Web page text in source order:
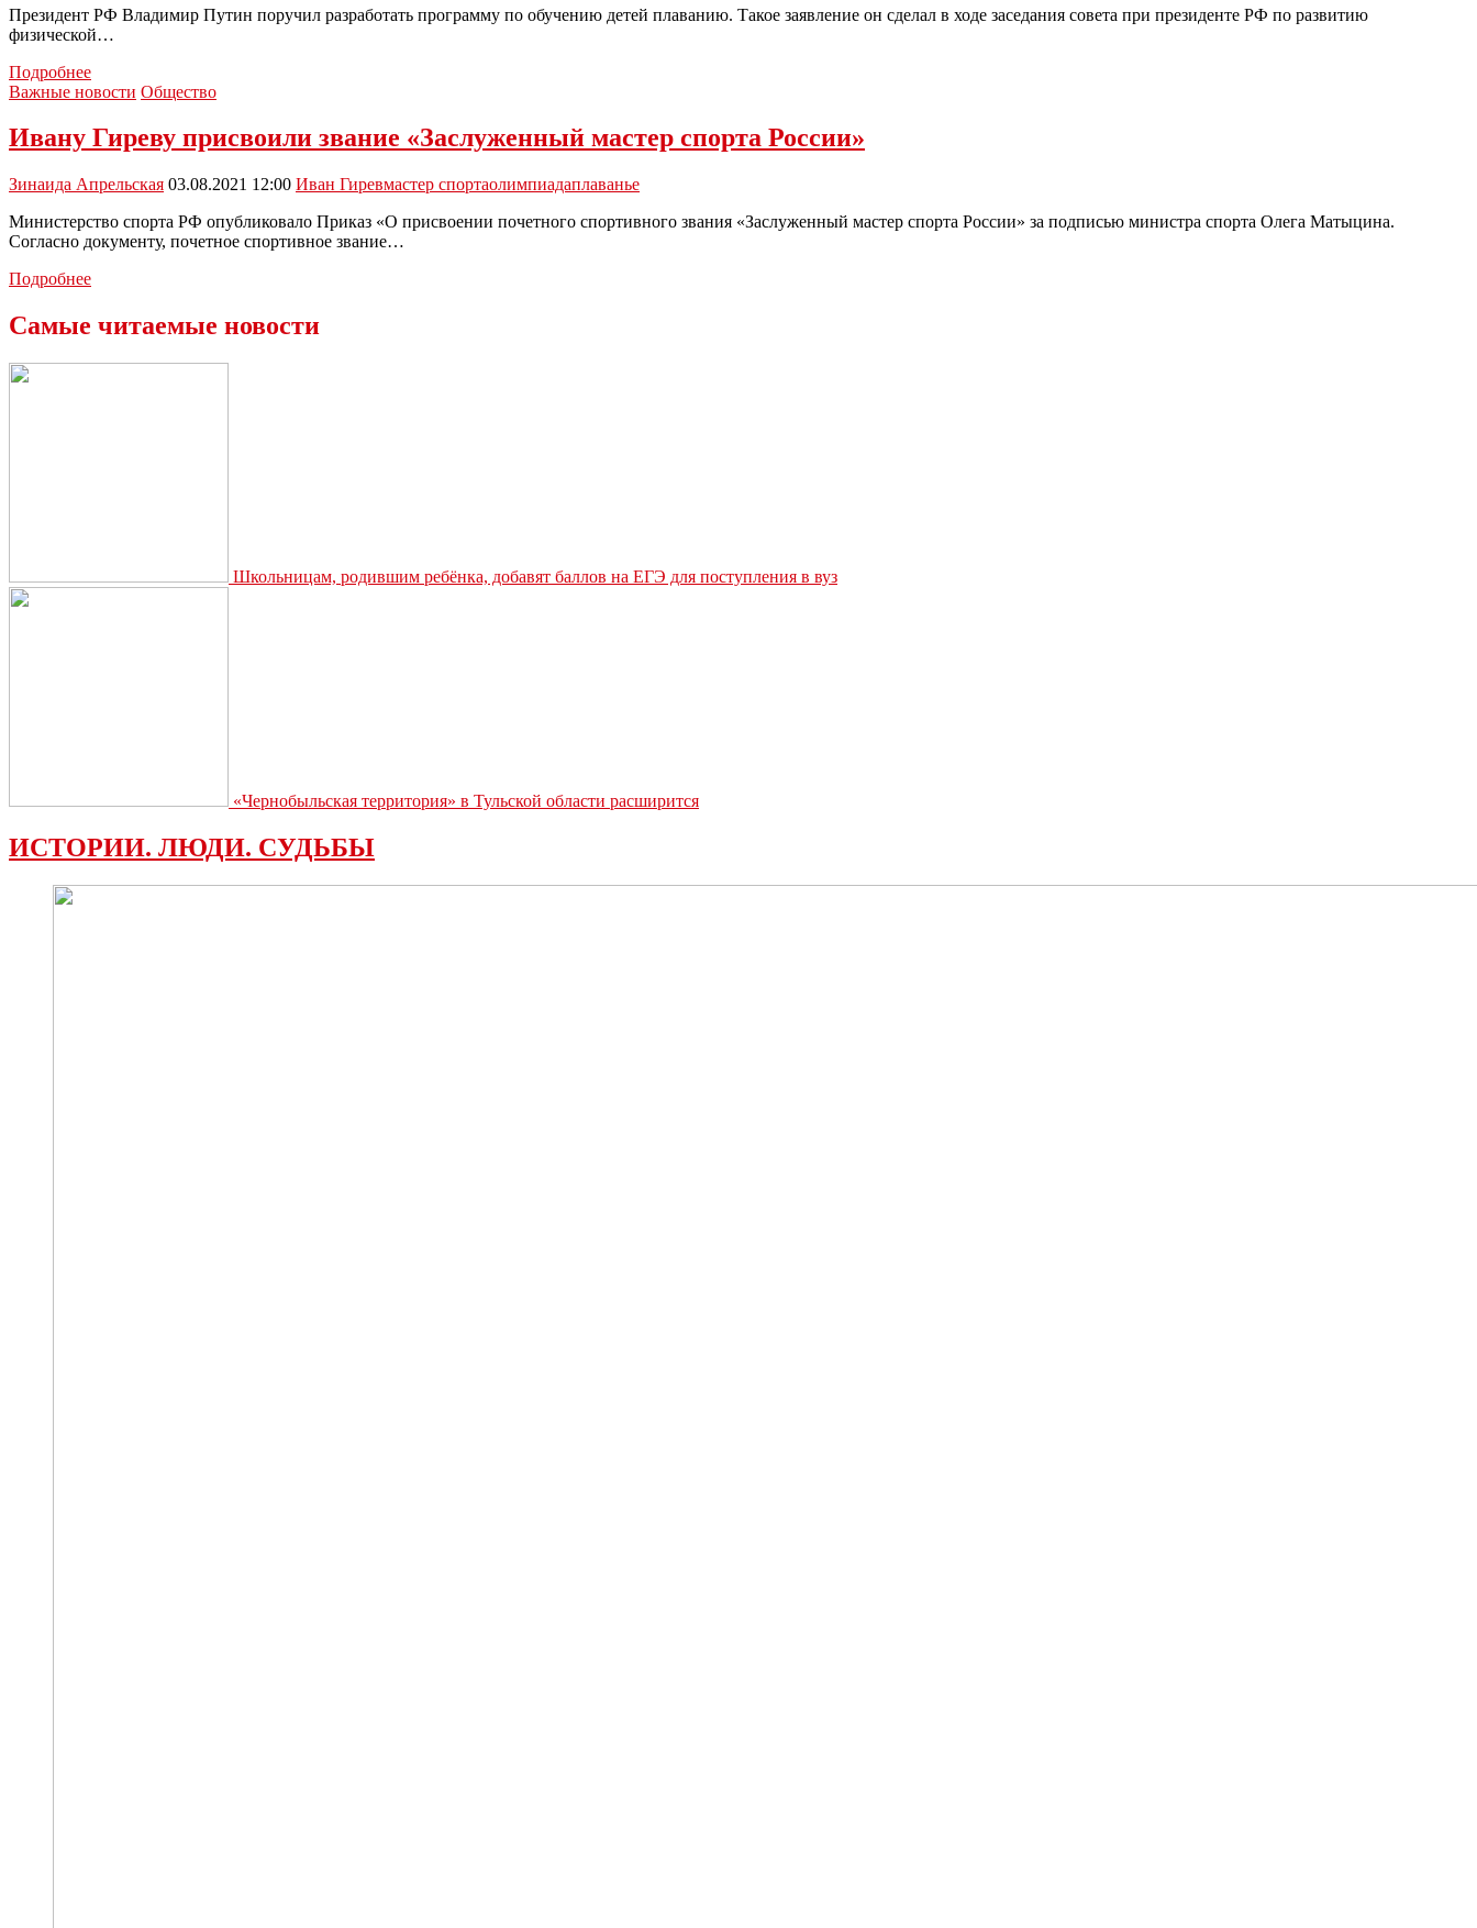
Президент РФ Владимир Путин поручил разработать программу по обучению детей плаванию. Такое заявление он сделал в ходе заседания совета при президенте РФ по развитию
физической…
ПодробнееПрезидент
России
разработать
школьную
по
детей
плаванию
Важные новости Общество
Ивану Гиреву присвоили звание «Заслуженный мастер спорта России»
Зинаида Апрельская 03.08.2021 12:00 Иван Гиревмастер спортаолимпиадаплаванье
Министерство спорта РФ опубликовало Приказ «О присвоении почетного спортивного звания «Заслуженный мастер спорта России» за подписью министра спорта Олега Матыцина.
Согласно документу, почетное спортивное звание…
ПодробнееИвану
звание
Самые читаемые новости
Школьницам, родившим ребёнка, добавят баллов на ЕГЭ для поступления в вуз
«Чернобыльская территория» в Тульской области расширится
ИСТОРИИ. ЛЮДИ. СУДЬБЫ